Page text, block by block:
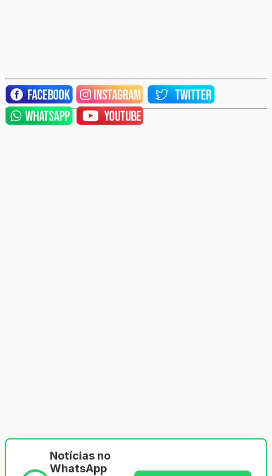
Notícias no
WhatsApp